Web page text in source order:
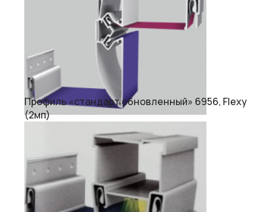
Профиль «стандарт обновленный» 6956, Flexy
(2мп)